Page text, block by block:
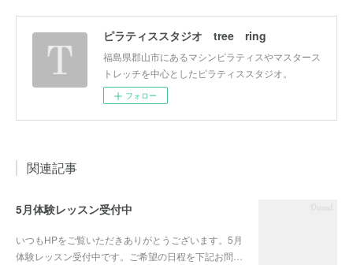
ピラティススタジオ tree ring
福島県郡山市にあるマシンピラティスやマスタース
トレッチを中心としたピラティススタジオ。
フォロー
関連記事
5月体験レッスン受付中
いつもHPをご覧いただきありがとうございます。5月
体験レッスン受付中です。ご希望の日程を下記お問…